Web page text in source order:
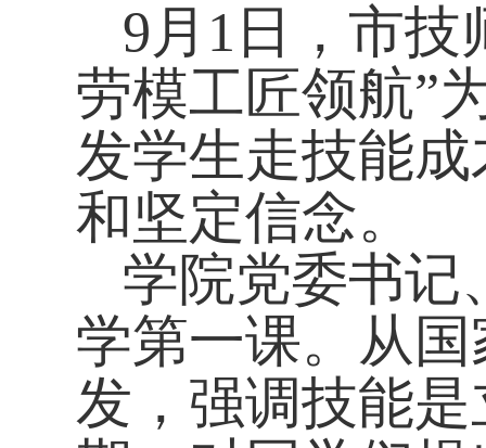
9月 1 日，市
劳模工匠领航”
发学生走技能
和坚定信念。
学院党委书记
学第一课。从
发，强调技能